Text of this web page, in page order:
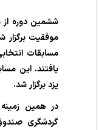
ششمین دوره
موفقیت برگزار
مسابقات
یافتند. این
یزد برگزار شد.
در همین
گردشگری